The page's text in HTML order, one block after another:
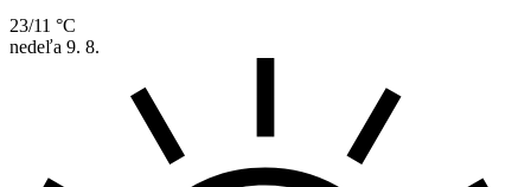
23/11 °C
nedeľa 9. 8.